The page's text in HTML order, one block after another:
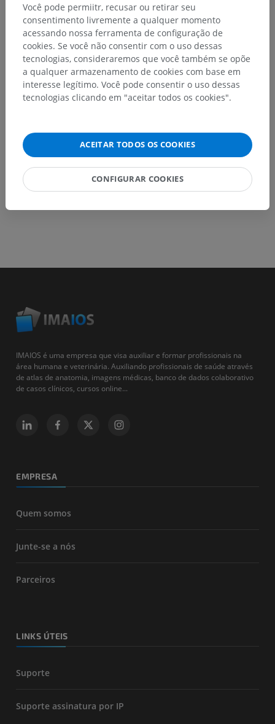
Encontrou um erro?
Não hesite em nos sugerir uma correção, tradução ou
melhora de conteúdo.
Relatar um problema
IMAIOS é uma empresa que visa auxiliar e formar profissionais na
área humana e veterinária. Auxiliando profissionais de saúde através
de atlas de anatomia, imagens médicas, banco de dados colaborativo
de casos clínicos, cursos online...
EMPRESA
Quem somos
Junte-se a nós
Parceiros
LINKS ÚTEIS
Suporte
Suporte assinatura por IP
Você pode permiitr, recusar ou retirar seu
consentimento livremente a qualquer momento
acessando nossa ferramenta de configuração de
cookies. Se você não consentir com o uso dessas
tecnologias, consideraremos que você também se opõe
a qualquer armazenamento de cookies com base em
interesse legítimo. Você pode consentir o uso dessas
tecnologias clicando em "aceitar todos os cookies".
ACEITAR TODOS OS COOKIES
CONFIGURAR COOKIES